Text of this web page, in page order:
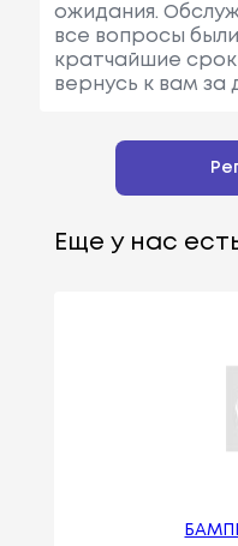
ожидания.
все вопросы
кратчайшие
вернусь к вам за
Еще у нас